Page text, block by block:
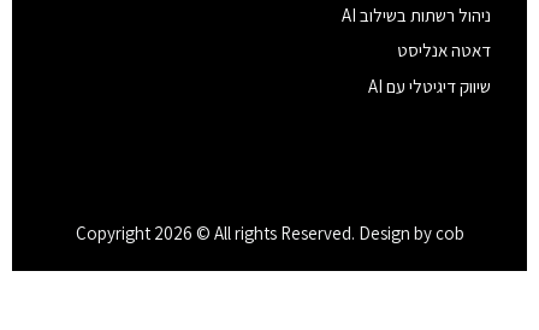
ניהול רשתות בשילוב AI
דאטה אנליסט
שיווק דיגיטלי עם AI
Copyright 2026 © All rights Reserved. Design by cob